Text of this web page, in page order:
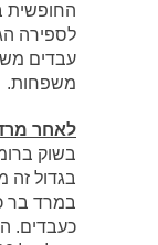
החופשית
עבדים
משפחות.
לאחר
בשוק
בגדול זה
במרד בר
כעבדים.